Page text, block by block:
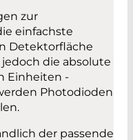
zur
einfachste
Detektorfläche
die absolute
Einheiten -
Photodioden
der passende